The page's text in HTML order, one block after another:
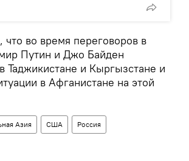
во время переговоров в
Путин и Джо Байден
Таджикистане и Кыргызстане и
в Афганистане на этой
Азия США Россия